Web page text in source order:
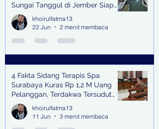
Sungai Tanggul di Jember Siap
Bangkitkan Swasembada Pangan
dan Pengendali Banjir
khoirulfatma13
22 Jun
2 menit membaca
4 Fakta Sidang Terapis Spa
Surabaya Kuras Rp 1,2 M Uang
Pelanggan, Terdakwa Tersudut
oleh Keterangan Saksi Kunci
khoirulfatma13
11 Jun
3 menit membaca